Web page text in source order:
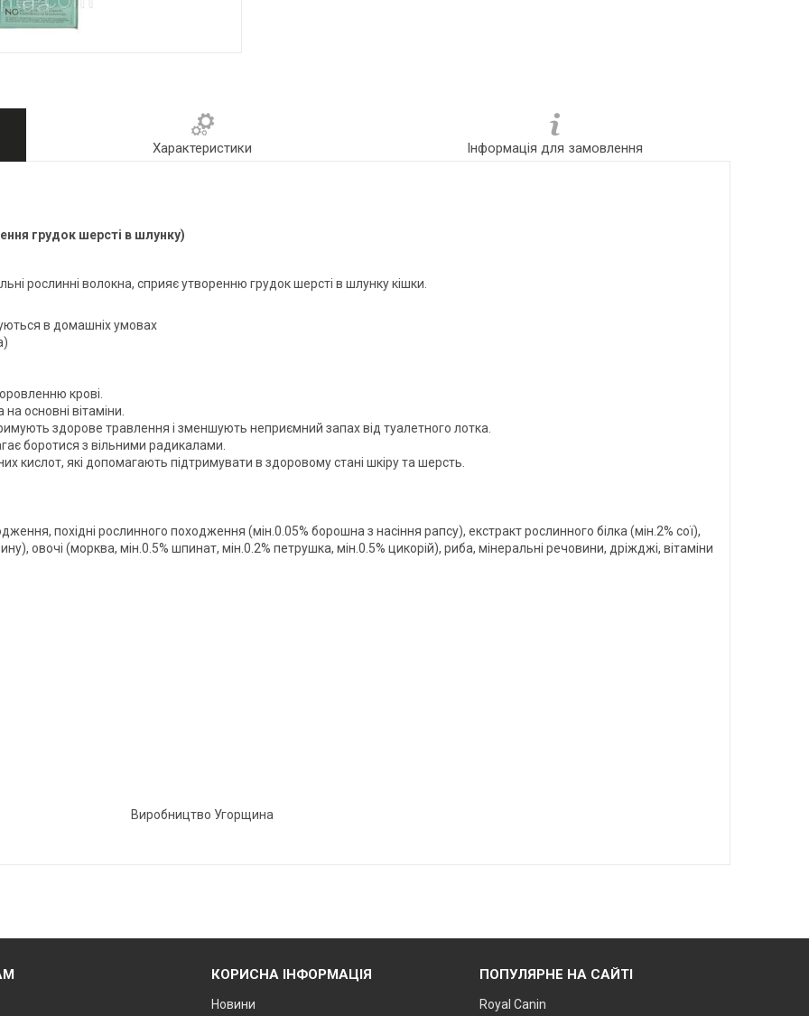
Характеристики Інформація для замовлення
грудок шерсті в шлунку)
рослинні волокна, сприяє утворенню грудок шерсті в шлунку кішки.
в домашніх умовах
крові.
основні вітаміни.
здорове травлення і зменшують неприємний запах від туалетного лотка.
боротися з вільними радикалами.
кислот, які допомагають підтримувати в здоровому стані шкіру та шерсть.
похідні рослинного походження (мін.0.05% борошна з насіння рапсу), екстракт рослинного білка (мін.2% сої),
овочі (морква, мін.0.5% шпинат, мін.0.2% петрушка, мін.0.5% цикорій), риба, мінеральні речовини, дріжджі, вітаміни
Виробництво Угорщина
КОРИСНА ІНФОРМАЦІЯ
Новини
ПОПУЛЯРНЕ НА САЙТІ
Royal Canin